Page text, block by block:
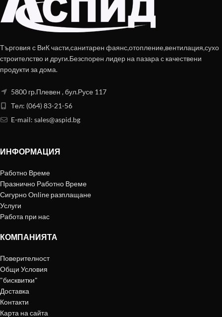
Търговия с ВиК части,санитарен фаянс,отопление,вентилация,сухо
строителство и други.Безспорен лидер на пазара с качествени
продукти за дома.
5800 гр.Плевен , бул.Русе 117
Тел: (064) 83-21-56
E-mail: sales@aspid.bg
ИНФОРМАЦИЯ
Работно Време
Празнично Работно Време
Сигурно Online разплащане
Услуги
Работа при нас
КОМПАНИЯТА
Поверителност
Общи Условия
"бисквитки"
Доставка
Контакти
Карта на сайта